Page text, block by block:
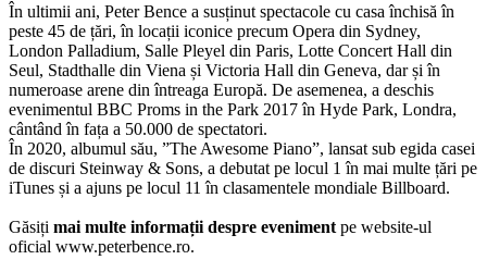
În ultimii ani, Peter Bence a susținut spectacole cu casa închisă în
peste 45 de țări, în locații iconice precum Opera din Sydney,
London Palladium, Salle Pleyel din Paris, Lotte Concert Hall din
Seul, Stadthalle din Viena și Victoria Hall din Geneva, dar și în
numeroase arene din întreaga Europă. De asemenea, a deschis
evenimentul BBC Proms in the Park 2017 în Hyde Park, Londra,
cântând în fața a 50.000 de spectatori.
În 2020, albumul său, ”The Awesome Piano”, lansat sub egida casei
de discuri Steinway & Sons, a debutat pe locul 1 în mai multe țări pe
iTunes și a ajuns pe locul 11 în clasamentele mondiale Billboard.
Găsiți mai multe informații despre eveniment pe website-ul
oficial www.peterbence.ro.